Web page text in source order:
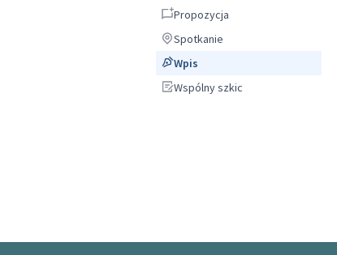
Propozycja
Propozycja
Spotkanie
Spotkanie
WpisWpis
Wspólny szkic
Wspólny szkic